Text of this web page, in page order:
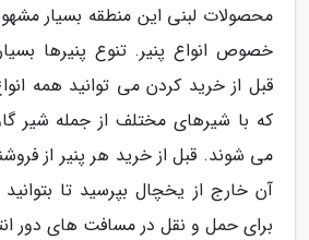
محصولات لبنی این منطقه بسیار
خصوص انواع پنیر. تنوع پنیرها
قبل از خرید کردن می توانید همه
که با شیرهای مختلف از جمله شیر
می شوند. قبل از خرید هر پنیر از
آن خارج از یخچال بپرسید تا
برای حمل و نقل در مسافت های دور